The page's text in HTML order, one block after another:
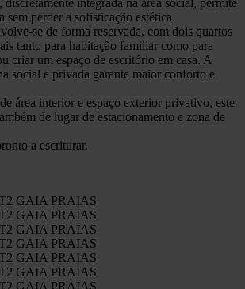
sem perder a sofisticação estética.
se de forma reservada, com dois quartos
tanto para habitação familiar como para
criar um espaço de escritório em casa. A
social e privada garante maior conforto e
área interior e espaço exterior privativo, este
de lugar de estacionamento e zona de
a escriturar.